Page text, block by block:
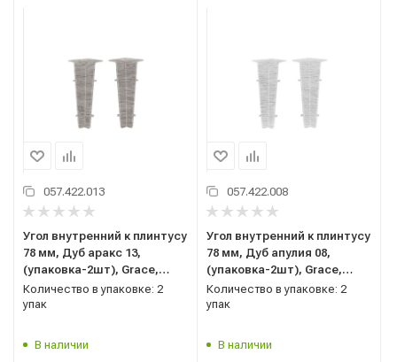
057.422.013
Угол внутренний к плинтусу
78 мм, Дуб аракс 13,
(упаковка-2шт), Grace,
Cardinal
Количество в упаковке: 2
упак
В наличии
057.422.008
Угол внутренний к плинтусу
78 мм, Дуб апулия 08,
(упаковка-2шт), Grace,
Cardinal
Количество в упаковке: 2
упак
В наличии